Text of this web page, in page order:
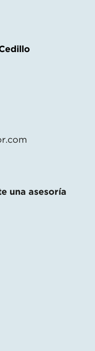
una asesoría